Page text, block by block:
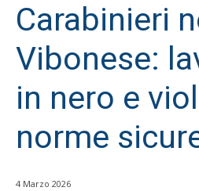
Carabinieri
Vibonese:
in nero e
norme
4 Marzo 2026